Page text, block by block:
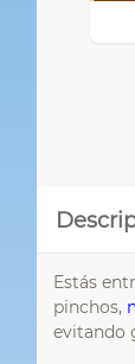
Estás
pinchos,
evitando